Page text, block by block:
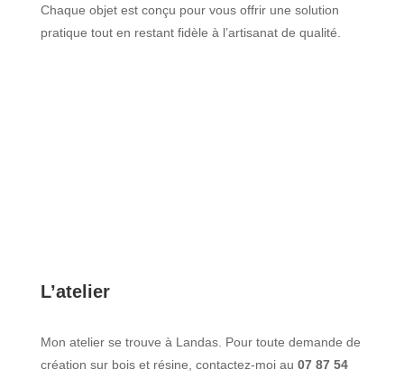
Chaque objet est conçu pour vous offrir une solution
pratique tout en restant fidèle à l’artisanat de qualité.
L’atelier
Mon atelier se trouve à Landas. Pour toute demande de
création sur bois et résine, contactez-moi au 07 87 54